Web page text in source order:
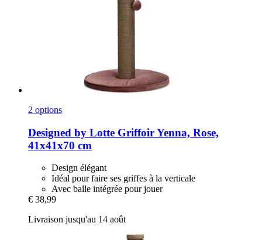
2 options
Designed by Lotte Griffoir Yenna, Rose,
41x41x70 cm
Design élégant
Idéal pour faire ses griffes à la verticale
Avec balle intégrée pour jouer
€ 38,99
Livraison jusqu'au 14 août